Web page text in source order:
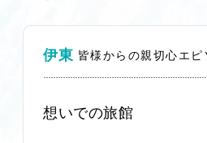
伊東 皆様からの親切心エピ
想いでの旅館